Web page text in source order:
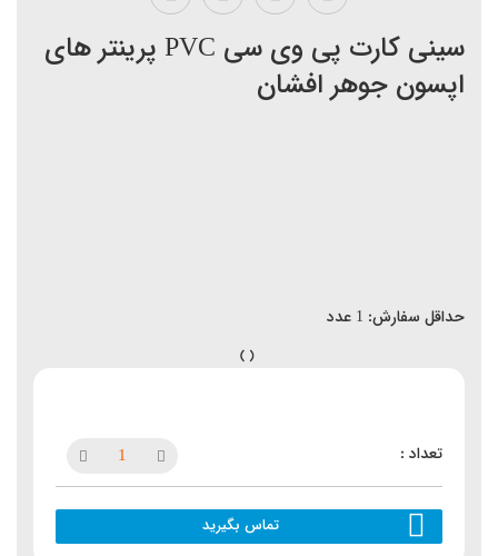
سینی کارت پی وی سی PVC پرینتر های
اپسون جوهر افشان
حداقل سفارش: 1 عدد
تماس بگیرید